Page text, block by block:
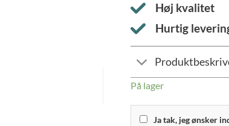
Høj kvalitet
Hurtig
På lager
Ja tak, jeg ønsker